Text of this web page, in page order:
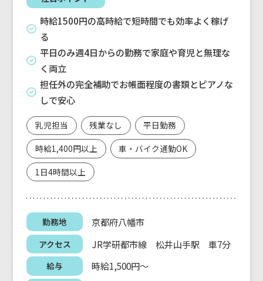
時給1500円の高時給で短時間でも効率よく稼げ
る
平日のみ週4日からの勤務で家庭や育児と無理な
く両立
担任外の完全補助でお帳面程度の書類とピアノな
しで安心
乳児担当 残業なし
平日勤務
時給1,400円以上
車・バイク通勤OK
1日4時間以上
勤務地 京都府八幡市
アクセス JR学研都市線 松井山手駅 車7分
給与 時給1,500円～